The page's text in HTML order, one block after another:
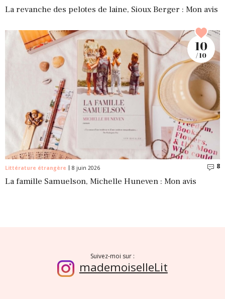
La revanche des pelotes de laine, Sioux Berger : Mon avis
Littérature étrangère 8 juin 2026 8
La famille Samuelson, Michelle Huneven : Mon avis
10
/ 10
Suivez-moi sur :
mademoiselleLit